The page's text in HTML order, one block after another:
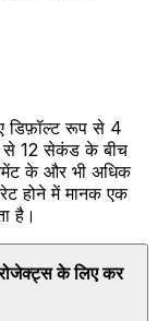
डिफ़ॉल्ट रूप से 4
से 12 सेकंड के बीच
के और भी अधिक
होने में मानक एक
है।
के लिए कर